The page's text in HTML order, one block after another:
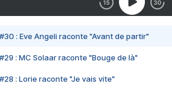
#30 : Eve Angeli raconte "Avant de partir"
#29 : MC Solaar raconte "Bouge de là"
#28 : Lorie raconte "Je vais vite"